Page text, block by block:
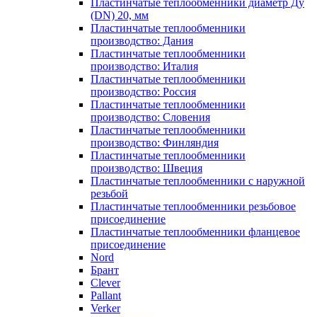
Пластинчатые теплообменники диаметр Ду
(DN) 20, мм
Пластинчатые теплообменники
производство: Дания
Пластинчатые теплообменники
производство: Италия
Пластинчатые теплообменники
производство: Россия
Пластинчатые теплообменники
производство: Словения
Пластинчатые теплообменники
производство: Финляндия
Пластинчатые теплообменники
производство: Швеция
Пластинчатые теплообменники с наружной
резьбой
Пластинчатые теплообменники резьбовое
присоединение
Пластинчатые теплообменники фланцевое
присоединение
Nord
Брант
Clever
Pallant
Verker